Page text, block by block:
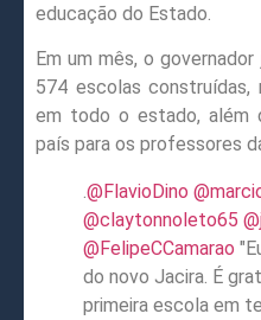
educação do Estado.
Em um mês, o
574 escolas construídas,
em todo o estado, além
país para os professores
.@FlavioDino
@claytonnoleto65
@FelipeCCamarao
do novo Jacira. É
primeira escola em